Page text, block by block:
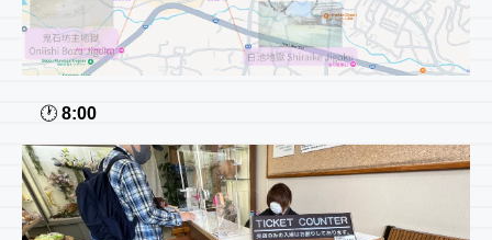
🕐️ 8:00